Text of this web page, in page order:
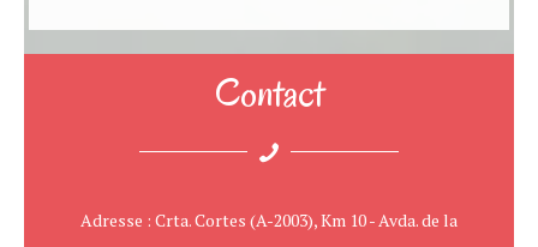
Contact
Adresse : Crta. Cortes (A-2003), Km 10 - Avda. de la